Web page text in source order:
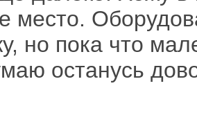
место.
но пока что
останусь